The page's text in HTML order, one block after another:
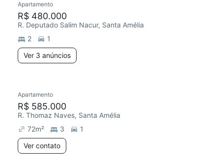
Apartamento
R$ 480.000
R. Deputado Salim Nacur, Santa Amélia
2
1
Ver 3 anúncios
Apartamento
R$ 585.000
R. Thomaz Naves, Santa Amélia
72m² 3
1
Ver contato